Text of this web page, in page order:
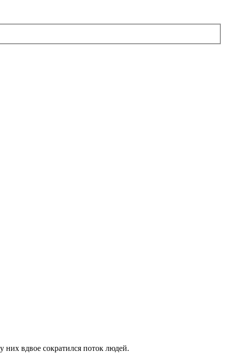
них вдвое сократился поток людей.